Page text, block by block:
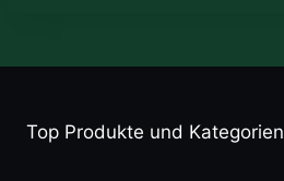
Top Produkte und Kategorien